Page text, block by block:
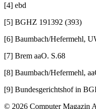
[4] ebd
[5] BGHZ 191392 (393)
[6] Baumbach/Hefermehl,
[7] Brem aaO. S.68
[8] Baumbach/Hefermehl,
[9] Bundesgerichtshof in
© 2026 Computer Magazin